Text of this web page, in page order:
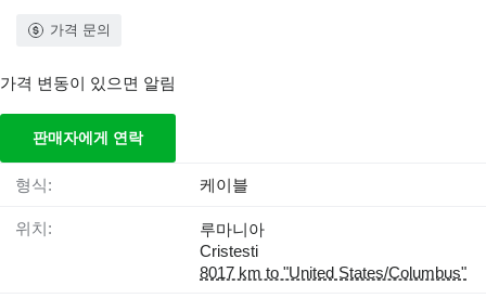
가격 문의
가격 변동이 있으면 알림
판매자에게 연락
형식: 케이블
위치:
루마니아
Cristesti
8017 km to "United States/Columbus"